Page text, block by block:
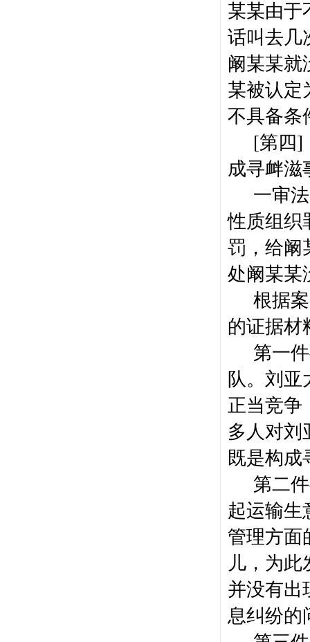
某某由于
话叫去几
阚某某就
某被认定
不具备条
[第四]
成寻衅滋
一审
性质组织
罚，给阚
处阚某某
根据
的证据材
第一
队。刘亚
正当竞争
多人对刘
既是构成
第二
起运输生
管理方面
儿，为此
并没有出
息纠纷的